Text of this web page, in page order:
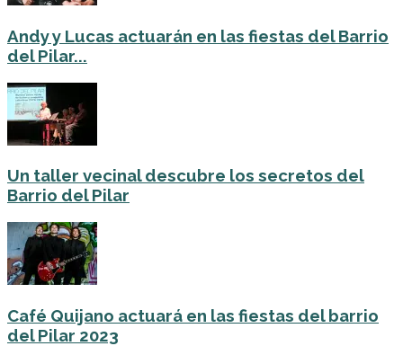
Andy y Lucas actuarán en las fiestas del Barrio
del Pilar...
Un taller vecinal descubre los secretos del
Barrio del Pilar
Café Quijano actuará en las fiestas del barrio
del Pilar 2023